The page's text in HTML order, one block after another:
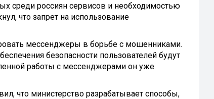
среди россиян сервисов и необходимостью
что запрет на использование
мессенджеры в борьбе с мошенниками.
безопасности пользователей будут
работы с мессенджерами он уже
что министерство разрабатывает способы,